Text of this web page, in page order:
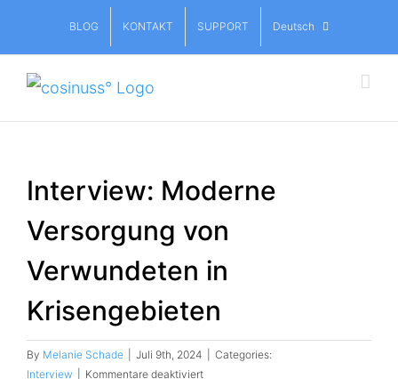
content
BLOG KONTAKT SUPPORT Deutsch
Interview: Moderne
Versorgung von
Verwundeten in
Krisengebieten
By Melanie Schade Juli 9th, 2024
Categories:
Interview
Kommentare deaktiviertfür